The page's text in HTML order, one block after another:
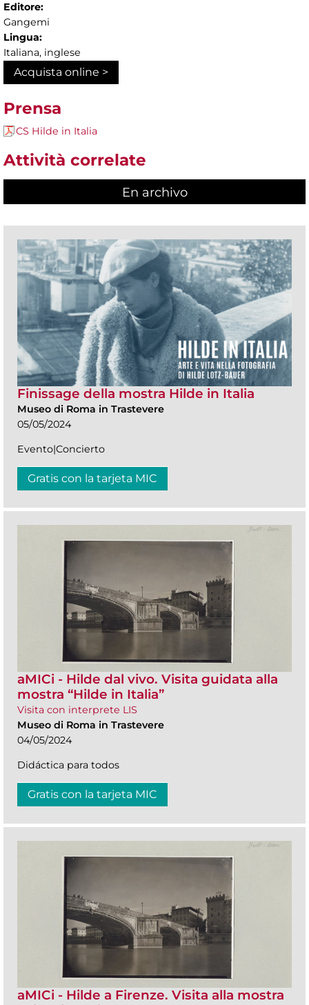
Editore:
Gangemi
Lingua:
Italiana, inglese
Acquista online >
Prensa
CS Hilde in Italia
Attività correlate
En archivo
Finissage della mostra Hilde in Italia
Museo di Roma in Trastevere
05/05/2024
Evento|Concierto
Gratis con la tarjeta MIC
aMICi - Hilde dal vivo. Visita guidata alla
mostra “Hilde in Italia”
Visita con interprete LIS
Museo di Roma in Trastevere
04/05/2024
Didáctica para todos
Gratis con la tarjeta MIC
aMICi - Hilde a Firenze. Visita alla mostra